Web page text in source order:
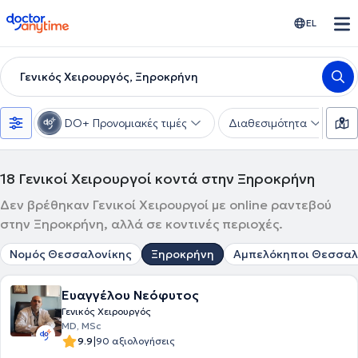
doctoranytime EL
Γενικός Χειρουργός, Ξηροκρήνη
DO+ Προνομιακές τιμές Διαθεσιμότητα
18 Γενικοί Χειρουργοί κοντά στην Ξηροκρήνη
Δεν βρέθηκαν Γενικοί Χειρουργοί με online ραντεβού
στην Ξηροκρήνη, αλλά σε κοντινές περιοχές.
Νομός Θεσσαλονίκης Ξηροκρήνη Αμπελόκηποι
Ευαγγέλου Νεόφυτος
Γενικός Χειρουργός
MD, MSc
9.9|90 αξιολογήσεις